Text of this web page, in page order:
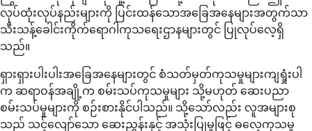
လုပ်ထုံးလုပ်နည်းများကို ပြင်းထန်သောအခြေအနေများအတွက်သာ
သီးသန့်ခေါင်းကိုက်ရောဂါကုသရေးဌာနများတွင် ပြုလုပ်လေ့ရှိ
သည်။
ရှားရှားပါးပါးအခြေအနေများတွင် စံသတ်မှတ်ကုသမှုများကျရှုံးပါ
က ဆရာဝန်အချို့က စမ်းသပ်ကုသမှုများ သို့မဟုတ် ဆေးပညာ
စမ်းသပ်မှုများကို စဉ်းစားနိုင်ပါသည်။ သို့သော်လည်း လူအများစု
သည် သင့်လျော်သော ဆေးညွှန်းနှင့် အသုံးပြုမှုဖြင့် ဓလေ့ကုသမှု